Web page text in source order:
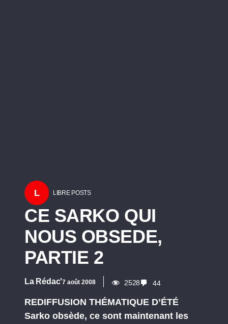
L LIBRE POSTS
CE SARKO QUI
NOUS OBSEDE,
PARTIE 2
La Rédac'7 août 2008 2528 44
REDIFFUSION THÉMATIQUE D’ÉTÉ
Sarko obsède, ce sont maintenant les